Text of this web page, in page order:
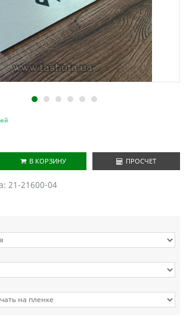
1 2 3 4 5 6
В КОРЗИНУ ПРОСЧЕТ
21-21600-04